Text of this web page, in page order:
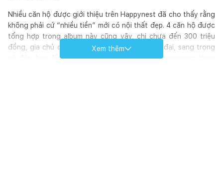
Nhiều căn hộ được giới thiệu trên Happynest đã cho thấy rằng
không phải cứ “nhiều tiền” mới có nội thất đẹp. 4 căn hộ được
tổng hợp trong album này cũng vậy, chi chưa đến 300 triệu
đồng, gia chủ đã có không gian nội thất hiện đại, sang trọng
và đáp ứng đầy đủ mọi nhu cầu sống. Cùng Happynest tham
Xem thêm